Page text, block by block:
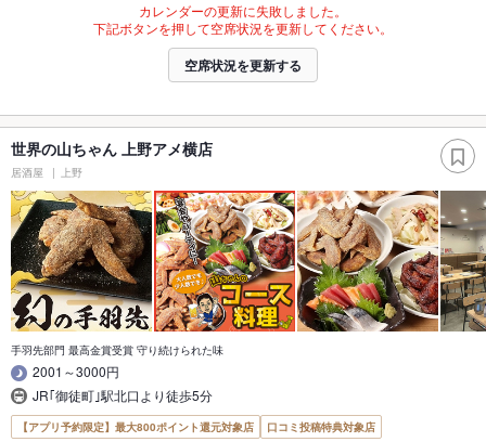
カレンダーの更新に失敗しました。
下記ボタンを押して空席状況を更新してください。
空席状況を更新する
世界の山ちゃん 上野アメ横店
居酒屋 上野
手羽先部門 最高金賞受賞 守り続けられた味
2001～3000円
JR｢御徒町｣駅北口より徒歩5分
【アプリ予約限定】最大800ポイント還元対象店 口コミ投稿特典対象店